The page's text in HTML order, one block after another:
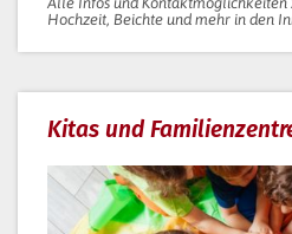
Hochzeit, Beichte und mehr in den
Kitas und